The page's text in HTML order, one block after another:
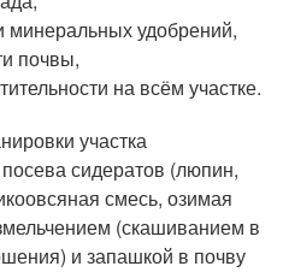
минеральных удобрений,
почвы,
на всём участке.
участка
сидератов (люпин,
смесь, озимая
(скашиванием в
и запашкой в почву